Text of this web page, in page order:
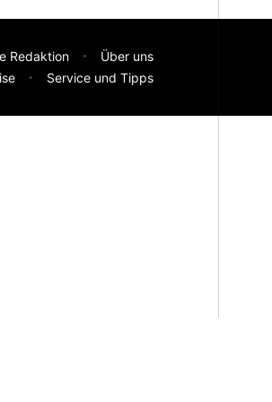
Redaktion
Über uns
Service und Tipps